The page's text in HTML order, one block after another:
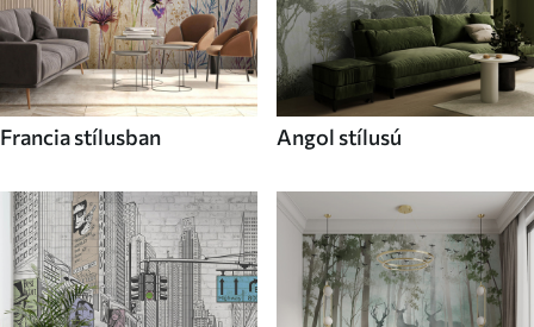
Francia stílusban Angol stílusú